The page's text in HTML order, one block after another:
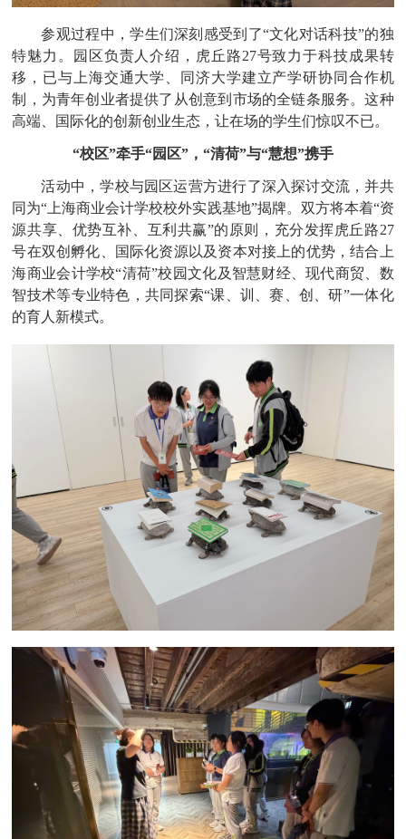
参观过程中，学生们深刻感受到了“文化对话科技”的独
特魅力。园区负责人介绍，虎丘路27号致力于科技成果转
移，已与上海交通大学、同济大学建立产学研协同合作机
制，为青年创业者提供了从创意到市场的全链条服务。这种
高端、国际化的创新创业生态，让在场的学生们惊叹不已。
“校区”牵手“园区”，“清荷”与“慧想”携手
活动中，学校与园区运营方进行了深入探讨交流，并共
同为“上海商业会计学校校外实践基地”揭牌。双方将本着“资
源共享、优势互补、互利共赢”的原则，充分发挥虎丘路27
号在双创孵化、国际化资源以及资本对接上的优势，结合上
海商业会计学校“清荷”校园文化及智慧财经、现代商贸、数
智技术等专业特色，共同探索“课、训、赛、创、研”一体化
的育人新模式。